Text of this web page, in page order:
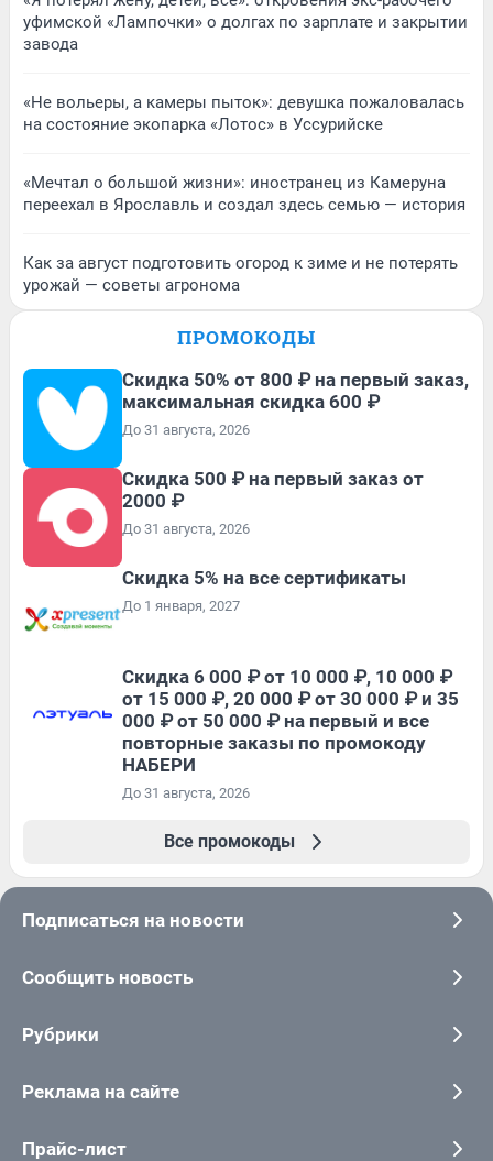
уфимской «Лампочки» о долгах по зарплате и закрытии
завода
«Не вольеры, а камеры пыток»: девушка пожаловалась
на состояние экопарка «Лотос» в Уссурийске
«Мечтал о большой жизни»: иностранец из Камеруна
переехал в Ярославль и создал здесь семью — история
Как за август подготовить огород к зиме и не потерять
урожай — советы агронома
ПРОМОКОДЫ
Скидка 50% от 800 ₽ на первый заказ,
максимальная скидка 600 ₽
До 31 августа, 2026
Скидка 500 ₽ на первый заказ от
2000 ₽
До 31 августа, 2026
Скидка 5% на все сертификаты
До 1 января, 2027
Скидка 6 000 ₽ от 10 000 ₽, 10 000 ₽
от 15 000 ₽, 20 000 ₽ от 30 000 ₽ и 35
000 ₽ от 50 000 ₽ на первый и все
повторные заказы по промокоду
НАБЕРИ
До 31 августа, 2026
Все промокоды
Подписаться на новости
Сообщить новость
Рубрики
Реклама на сайте
Прайс-лист